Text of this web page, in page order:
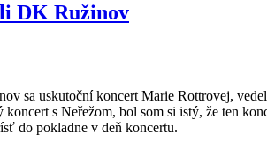
DK Ružinov
sa uskutoční koncert Marie Rottrovej,
koncert s Neřežom, bol som si istý, že ten
do pokladne v deň koncertu.